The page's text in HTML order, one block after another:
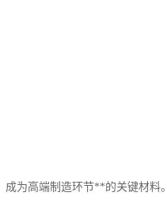
为高端制造环节**的关键材料。